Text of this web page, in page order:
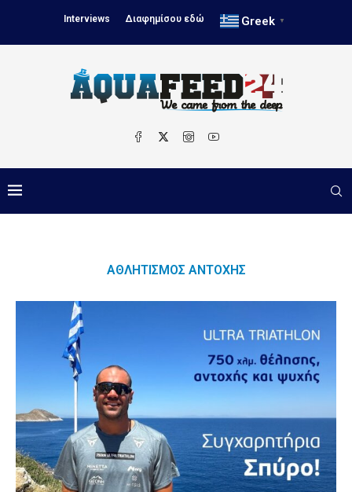
Interviews Διαφημίσου εδώ Greek ▼
ΑΘΛΗΤΙΣΜΌΣ ΑΝΤΟΧΉΣ